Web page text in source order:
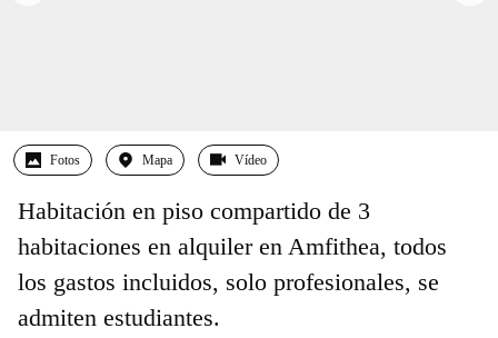
Fotos Mapa Vídeo
Habitación en piso compartido de 3
habitaciones en alquiler en Amfithea, todos
los gastos incluidos, solo profesionales, se
admiten estudiantes.